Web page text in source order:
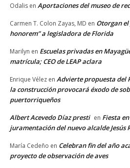
Odalis en Aportaciones del museo de
Carmen T. Colon Zayas, MD en Otorgan el
honorem” a legisladora de Florida
Marilyn en Escuelas privadas en
matrícula; CEO de LEAP aclara
Enrique Vélez en Advierte propuesta del
la construcción provocará éxodo de
puertorriqueños
Albert Acevedo Díaz presti en Fiesta
juramentación del nuevo alcalde Jesús
María Cedeño en Celebran fin del año
proyecto de observación de aves